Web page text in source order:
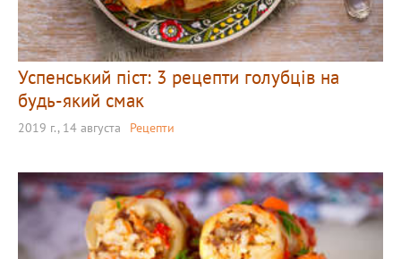
Успенський піст: 3 рецепти голубців на
будь-який смак
2019 г., 14 августа Рецепти